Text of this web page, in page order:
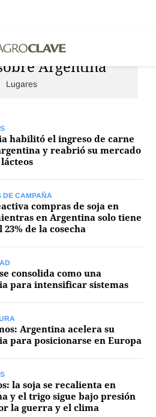
Argentina
Lugares
habilitó el ingreso de carne
y reabrió su mercado
DE CAMPAÑA
compras de soja en
en Argentina solo tiene
de la cosecha
consolida como una
para intensificar sistemas
Argentina acelera su
para posicionarse en Europa
la soja se recalienta en
y el trigo sigue bajo presión
la guerra y el clima